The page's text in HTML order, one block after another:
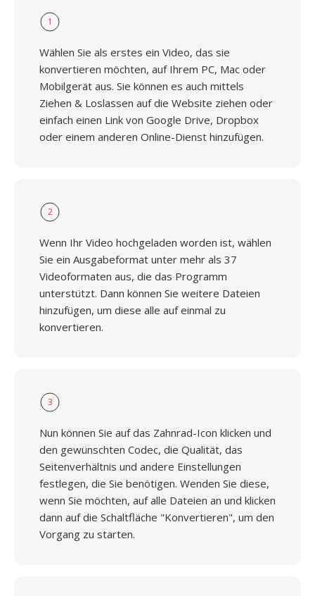
1
Wählen Sie als erstes ein Video, das sie
konvertieren möchten, auf Ihrem PC, Mac oder
Mobilgerät aus. Sie können es auch mittels
Ziehen & Loslassen auf die Website ziehen oder
einfach einen Link von Google Drive, Dropbox
oder einem anderen Online-Dienst hinzufügen.
2
Wenn Ihr Video hochgeladen worden ist, wählen
Sie ein Ausgabeformat unter mehr als 37
Videoformaten aus, die das Programm
unterstützt. Dann können Sie weitere Dateien
hinzufügen, um diese alle auf einmal zu
konvertieren.
3
Nun können Sie auf das Zahnrad-Icon klicken und
den gewünschten Codec, die Qualität, das
Seitenverhältnis und andere Einstellungen
festlegen, die Sie benötigen. Wenden Sie diese,
wenn Sie möchten, auf alle Dateien an und klicken
dann auf die Schaltfläche "Konvertieren", um den
Vorgang zu starten.